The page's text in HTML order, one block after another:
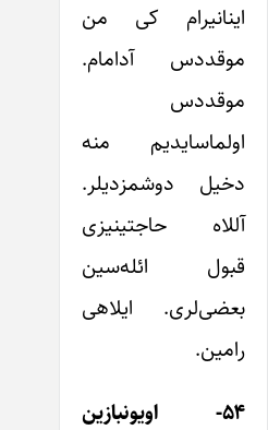
اینانیرام کی من
موقددس آدامام.
موقددس
اولماسایدیم منه
دخیل دوشمزدیلر.
آللاه حاجتینیزی
قبول ائله‌سین
بعضی‌لری. ایلاهی
رامین.
۵۴- اویونبازین